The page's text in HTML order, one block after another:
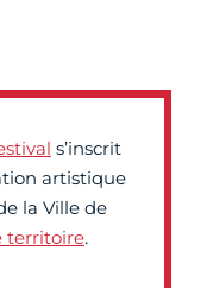
s’inscrit
artistique
la Ville de
territoire.